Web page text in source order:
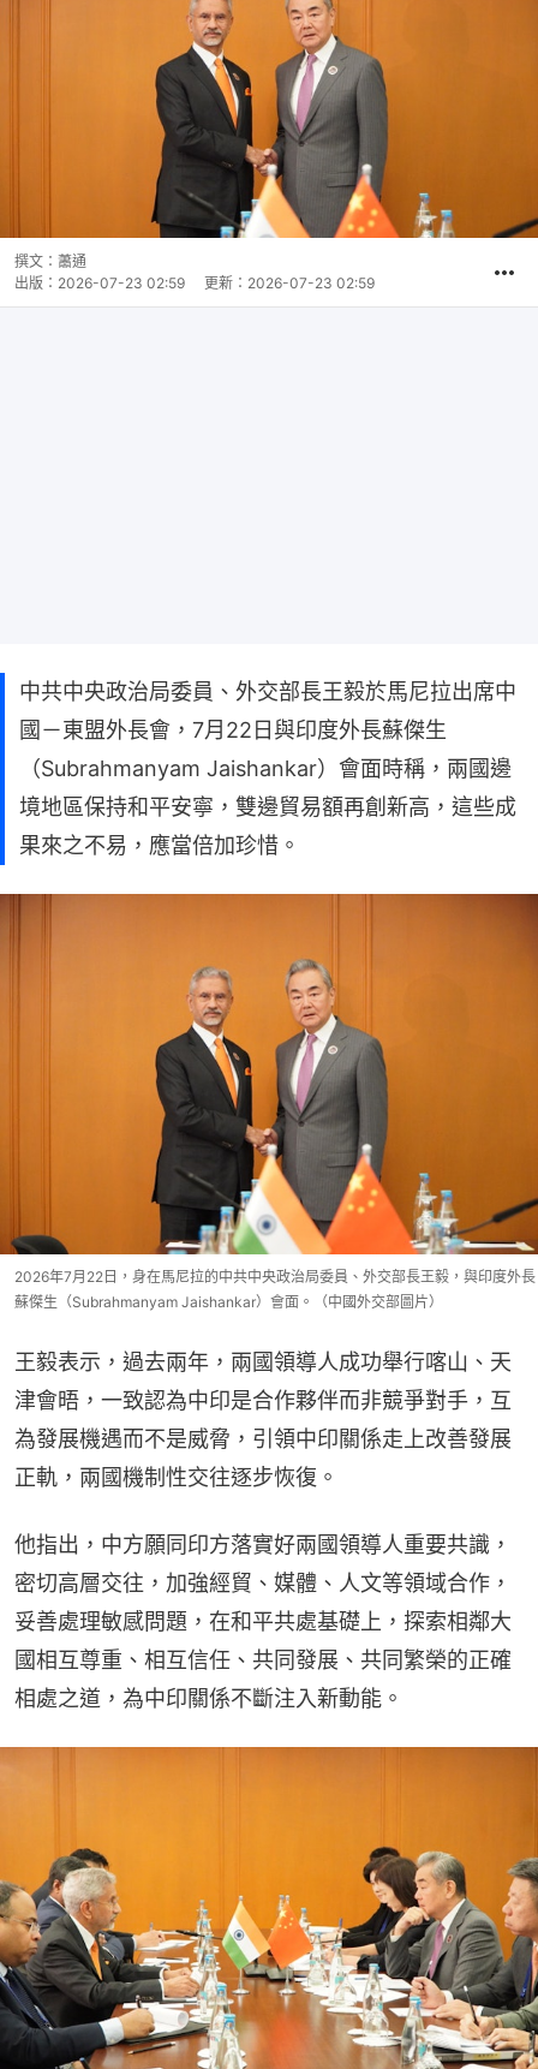
撰文： 蕭通
出版： 2026-07-23 02:59 更新： 2026-07-23 02:59
中共中央政治局委員、外交部長王毅於馬尼拉出席中
國－東盟外長會，7月22日與印度外長蘇傑生
（Subrahmanyam Jaishankar）會面時稱，兩國邊
境地區保持和平安寧，雙邊貿易額再創新高，這些成
果來之不易，應當倍加珍惜。
2026年7月22日，身在馬尼拉的中共中央政治局委員、外交部長王毅，與印度外長
蘇傑生（Subrahmanyam Jaishankar）會面。（中國外交部圖片）
王毅表示，過去兩年，兩國領導人成功舉行喀山、天
津會晤，一致認為中印是合作夥伴而非競爭對手，互
為發展機遇而不是威脅，引領中印關係走上改善發展
正軌，兩國機制性交往逐步恢復。
他指出，中方願同印方落實好兩國領導人重要共識，
密切高層交往，加強經貿、媒體、人文等領域合作，
妥善處理敏感問題，在和平共處基礎上，探索相鄰大
國相互尊重、相互信任、共同發展、共同繁榮的正確
相處之道，為中印關係不斷注入新動能。